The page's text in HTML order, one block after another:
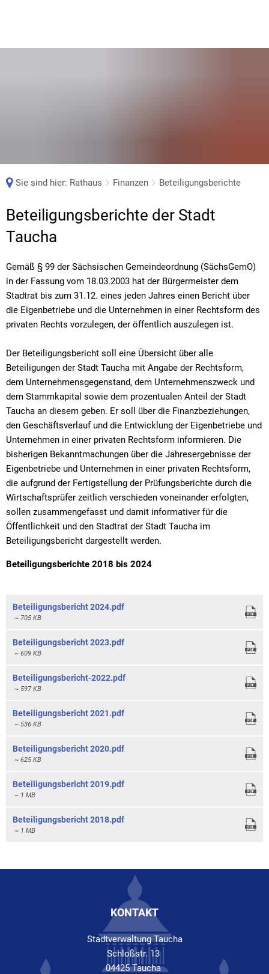
Sie sind hier: Rathaus Finanzen Beteiligungsberichte
Beteiligungsberichte
Beteiligungsberichte der Stadt
Taucha
Gemäß § 99 der Sächsischen Gemeindeordnung (SächsGemO)
in der Fassung vom 18.03.2003 hat der Bürgermeister dem
Stadtrat bis zum 31.12. eines jeden Jahres einen Bericht über
die Eigenbetriebe und die Unternehmen in einer Rechtsform des
privaten Rechts vorzulegen, der öffentlich auszulegen ist.
Der Beteiligungsbericht soll eine Übersicht über alle
Beteiligungen der Stadt Taucha mit Angabe der Rechtsform,
dem Unternehmensgegenstand, dem Unternehmenszweck und
dem Stammkapital sowie dem prozentualen Anteil der Stadt
Taucha an diesem geben. Er soll über die Finanzbeziehungen,
den Geschäftsverlauf und die Entwicklung der Eigenbetriebe und
Unternehmen in einer privaten Rechtsform informieren. Die
bisherigen Bekanntmachungen über die Jahresergebnisse der
Eigenbetriebe und Unternehmen in einer privaten Rechtsform,
die aufgrund der Fertigstellung der Prüfungsberichte durch die
Wirtschaftsprüfer zeitlich verschieden voneinander erfolgten,
sollen zusammengefasst und damit informativer für die
Öffentlichkeit und den Stadtrat der Stadt Taucha im
Beteiligungsbericht dargestellt werden.
Beteiligungsberichte 2018 bis 2024
Beteiligungsbericht 2024.pdf
~ 705 KB
Beteiligungsbericht 2023.pdf
~ 609 KB
Beteiligungsbericht-2022.pdf
~ 597 KB
Beteiligungsbericht 2021.pdf
~ 536 KB
Beteiligungsbericht 2020.pdf
~ 625 KB
Beteiligungsbericht 2019.pdf
~ 1 MB
Beteiligungsbericht 2018.pdf
~ 1 MB
KONTAKT
Stadtverwaltung Taucha
Schloßstr. 13
04425 Taucha